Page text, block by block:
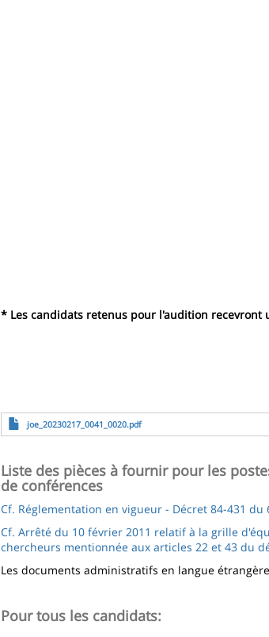
* Les candidats retenus pour l'audition recevront
File joe_20230217_0041_0020.pdf
Liste des pièces à fournir pour les
de conférences
Cf. Réglementation en vigueur - Décret 84-431 du
Cf. Arrêté du 10 février 2011 relatif à la grille
chercheurs mentionnée aux articles 22 et 43 du
Les documents administratifs en langue
Pour tous les candidats: